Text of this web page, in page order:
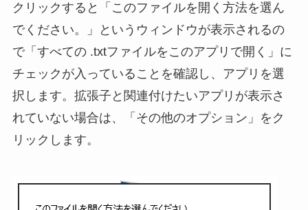
クリックすると「このファイルを開く方法を選ん
でください。」というウィンドウが表示されるの
で「すべての .txtファイルをこのアプリで開く」に
チェックが入っていることを確認し、アプリを選
択します。拡張子と関連付けたいアプリが表示さ
れていない場合は、「その他のオプション」をク
リックします。